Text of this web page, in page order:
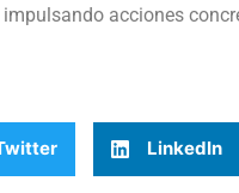
acciones
LinkedIn